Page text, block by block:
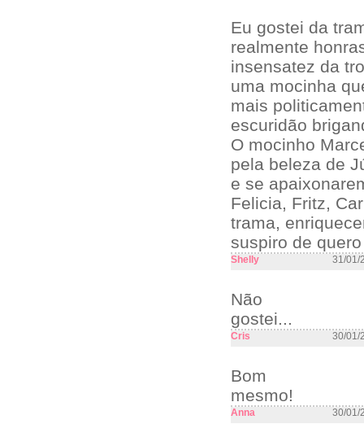
Eu gostei da
realmente
insensatez da
uma mocinha
mais
escuridão
O mocinho
pela beleza de
e se
Felicia, Fritz,
trama,
suspiro de
Shelly 31/01/
Não
gostei...
Cris 30/01/
Bom
mesmo!
Anna 30/01/